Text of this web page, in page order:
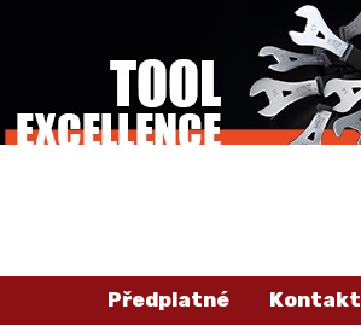
Předplatné Kontakt